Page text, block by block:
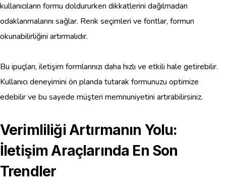
kullanıcıların formu doldururken dikkatlerini dağılmadan
odaklanmalarını sağlar. Renk seçimleri ve fontlar, formun
okunabilirliğini artırmalıdır.
Bu ipuçları, iletişim formlarınızı daha hızlı ve etkili hale getirebilir.
Kullanıcı deneyimini ön planda tutarak formunuzu optimize
edebilir ve bu sayede müşteri memnuniyetini artırabilirsiniz.
Verimliliği Artırmanın Yolu:
İletişim Araçlarında En Son
Trendler